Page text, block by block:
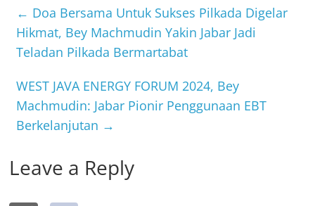
b
o
o
k
← Doa Bersama Untuk Sukses Pilkada Digelar
Hikmat, Bey Machmudin Yakin Jabar Jadi
Teladan Pilkada Bermartabat
WEST JAVA ENERGY FORUM 2024, Bey
Machmudin: Jabar Pionir Penggunaan EBT
Berkelanjutan →
Leave a Reply